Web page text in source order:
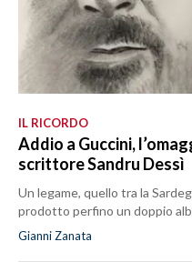
IL RICORDO
Addio a Guccini,
scrittore Sandru Dessì
Un legame, quello tra la
prodotto perfino un doppio
Gianni Zanata